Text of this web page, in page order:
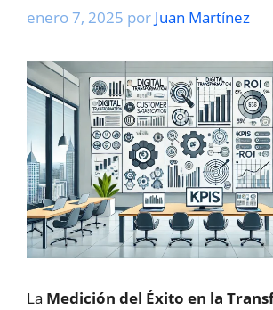
enero 7, 2025 por Juan Martínez
La Medición del Éxito en la